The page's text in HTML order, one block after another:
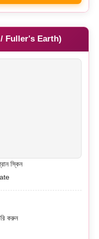
/ Fuller's Earth)
স্কিন
করুন